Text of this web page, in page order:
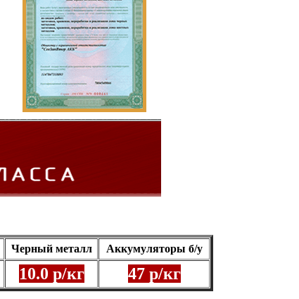
Черный металл Аккумуляторы б/у
10.0 р/кг 47 р/кг